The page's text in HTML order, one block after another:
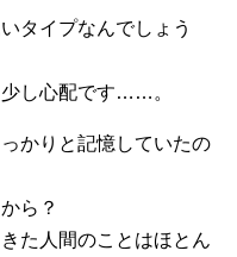
タイプなんでしょう
し心配です……。
かりと記憶していたの
ら？
た人間のことはほとん